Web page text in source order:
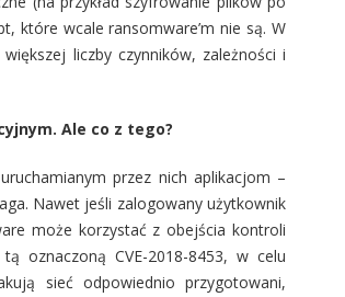
które wcale ransomware’m nie są. W
liczby czynników, zależności i
Ale co z tego?
przez nich aplikacjom –
Nawet jeśli zalogowany użytkownik
może korzystać z obejścia kontroli
oznaczoną CVE-2018-8453, w celu
sieć odpowiednio przygotowani,